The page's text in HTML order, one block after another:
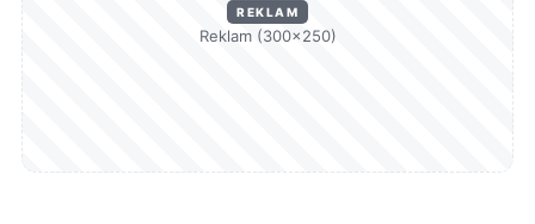
REKLAM
Reklam (300×250)